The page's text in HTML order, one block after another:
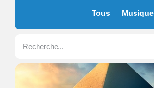
Tous Musique